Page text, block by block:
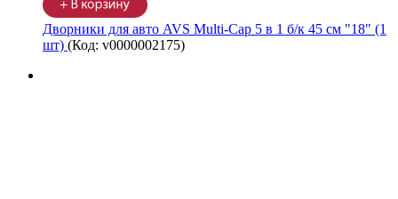
Дворники для авто AVS Multi-Cap 5 в 1 б/к 45 см "18" (1
шт) (Код: v0000002175)